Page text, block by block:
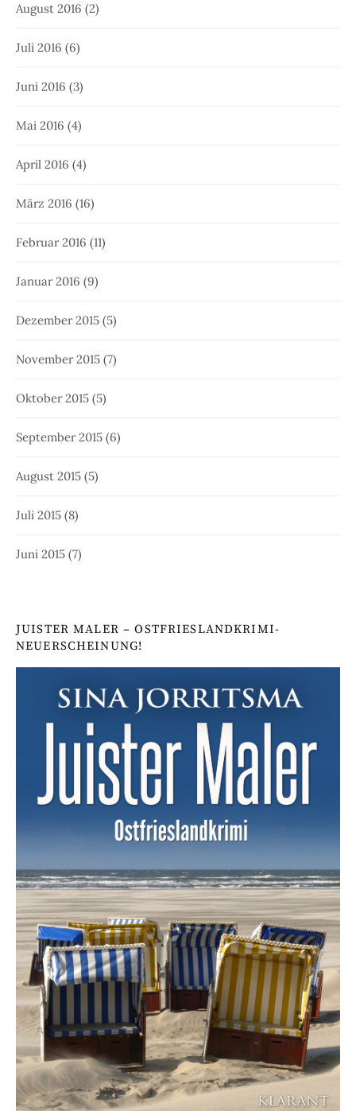
August 2016 (2)
Juli 2016 (6)
Juni 2016 (3)
Mai 2016 (4)
April 2016 (4)
März 2016 (16)
Februar 2016 (11)
Januar 2016 (9)
Dezember 2015 (5)
November 2015 (7)
Oktober 2015 (5)
September 2015 (6)
August 2015 (5)
Juli 2015 (8)
Juni 2015 (7)
JUISTER MALER – OSTFRIESLANDKRIMI-
NEUERSCHEINUNG!